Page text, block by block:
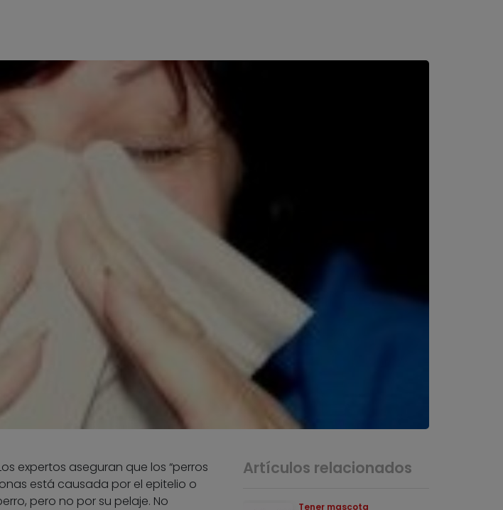
expertos aseguran que los “perros
está causada por el epitelio o
pero no por su pelaje. No
Artículos relacionados
Tener mascota